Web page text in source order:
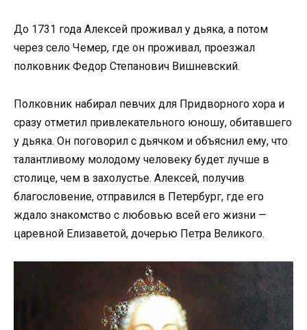
До 1731 года Алексей проживал у дьяка, а потом
через село Чемер, где он проживал, проезжал
полковник Федор Степанович Вишневский.
Полковник набирал певчих для Придворного хора и
сразу отметил привлекательного юношу, обитавшего
у дьяка. Он поговорил с дьячком и объяснил ему, что
талантливому молодому человеку будет лучше в
столице, чем в захолустье. Алексей, получив
благословение, отправился в Петербург, где его
ждало знакомство с любовью всей его жизни —
царевной Елизаветой, дочерью Петра Великого.